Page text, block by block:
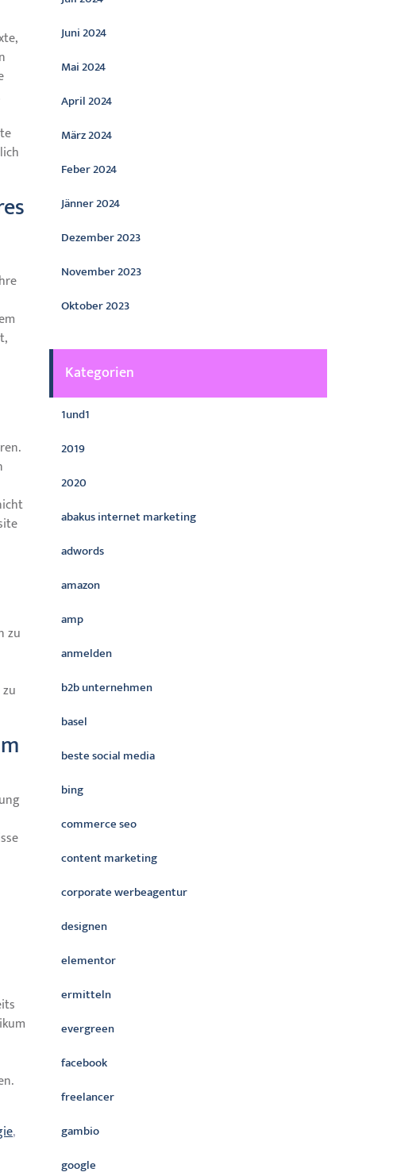
zu
,
Juni 2024
Mai 2024
April 2024
März 2024
Feber 2024
Jänner 2024
Dezember 2023
November 2023
Oktober 2023
Kategorien
1und1
2019
2020
abakus internet marketing
adwords
amazon
amp
anmelden
b2b unternehmen
basel
beste social media
bing
commerce seo
content marketing
corporate werbeagentur
designen
elementor
ermitteln
evergreen
facebook
freelancer
gambio
google